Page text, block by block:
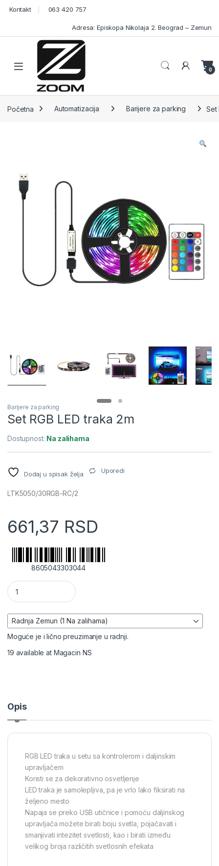
Skip to navigation
Skip to content
Kontakt 063 420 757
Adresa: Episkopa Nikolaja 2. Beograd – Zemun
Open 0
Početna Automatizacija Barijere za parking Set
Barijere za parking
Set RGB LED traka 2m
Dostupnost: Na zalihama
Dodaj u spisak želja Uporedi
LTK5050/30RGB-RC/2
661,37 RSD
8605043303044
Set RGB LED traka 2m količina
Moguće je i lično preuzimanje u radnji.
19 available at Magacin NS
Opis
RGB LED traka u setu sa kontrolerom i daljinskim
upravljačem
Koristi se za dekorativno osvetljenje
LED traka je samolepljiva, pa je vrlo lako fiksirati na
željeno mesto
Napaja se preko USB utičnice i pomoću daljinskog
upravljača možete birati boju svetla, pojačavati i
smanjivati intezitet svetlosti, kao i birati između
velikog broja različitih svetlosnih efekata